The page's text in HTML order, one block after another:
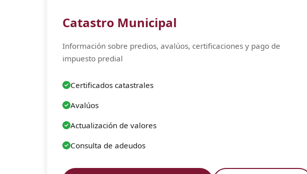
Catastro Municipal
Información sobre predios, avalúos, certificaciones y pago de
impuesto predial
Certificados catastrales
Avalúos
Actualización de valores
Consulta de adeudos